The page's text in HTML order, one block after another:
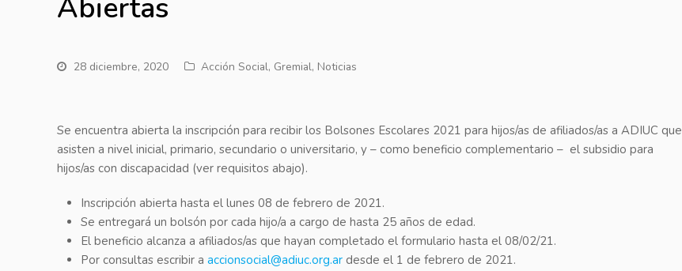
Abiertas
28 diciembre, 2020 Acción Social, Gremial, Noticias
Se encuentra abierta la inscripción para recibir los Bolsones Escolares 2021 para hijos/as de afiliados/as a ADIUC que
asisten a nivel inicial, primario, secundario o universitario, y – como beneficio complementario – el subsidio para
hijos/as con discapacidad (ver requisitos abajo).
Inscripción abierta hasta el lunes 08 de febrero de 2021.
Se entregará un bolsón por cada hijo/a a cargo de hasta 25 años de edad.
El beneficio alcanza a afiliados/as que hayan completado el formulario hasta el 08/02/21.
Por consultas escribir a accionsocial@adiuc.org.ar desde el 1 de febrero de 2021.